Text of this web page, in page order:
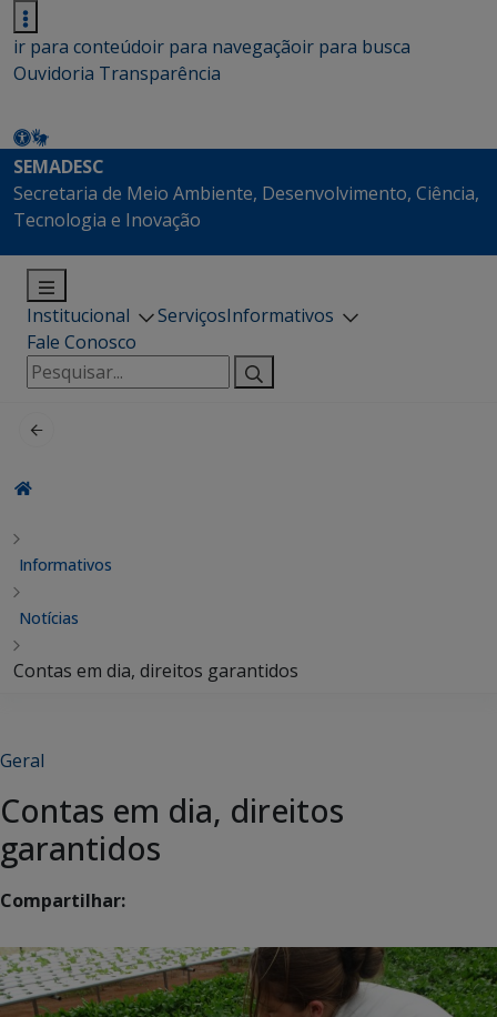
ir para conteúdoir para navegaçãoir para busca
Ouvidoria Transparência
SEMADESC
Secretaria de Meio Ambiente, Desenvolvimento, Ciência,
Tecnologia e Inovação
Institucional ServiçosInformativos
Fale Conosco
Pesquisar
por:
Informativos
Notícias
Contas em dia, direitos garantidos
Geral
Contas em dia, direitos
garantidos
Compartilhar: